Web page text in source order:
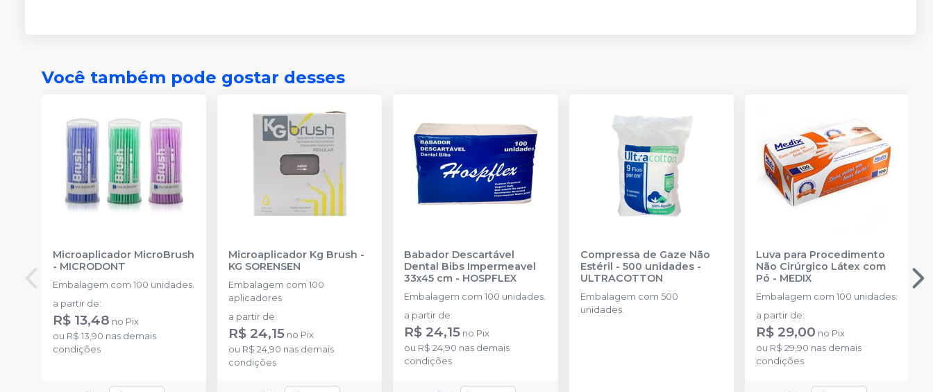
Você também pode gostar desses
Microaplicador MicroBrush
- MICRODONT
Embalagem com 100 unidades.
a partir de:
R$ 13,48 no Pix
ou R$ 13,90 nas demais
condições
Microaplicador Kg Brush -
KG SORENSEN
Embalagem com 100
aplicadores
a partir de:
R$ 24,15 no Pix
ou R$ 24,90 nas demais
condições
Babador Descartável
Dental Bibs Impermeavel
33x45 cm - HOSPFLEX
Embalagem com 100 unidades.
a partir de:
R$ 24,15 no Pix
ou R$ 24,90 nas demais
condições
Compressa de Gaze Não
Estéril - 500 unidades-
ULTRACOTTON
Embalagem com 500
unidades.
Luva para Procedimento
Não Cirúrgico Látex com
Pó - MEDIX
Embalagem com 100 unidades.
a partir de:
R$ 29,00 no Pix
ou R$ 29,90 nas demais
condições